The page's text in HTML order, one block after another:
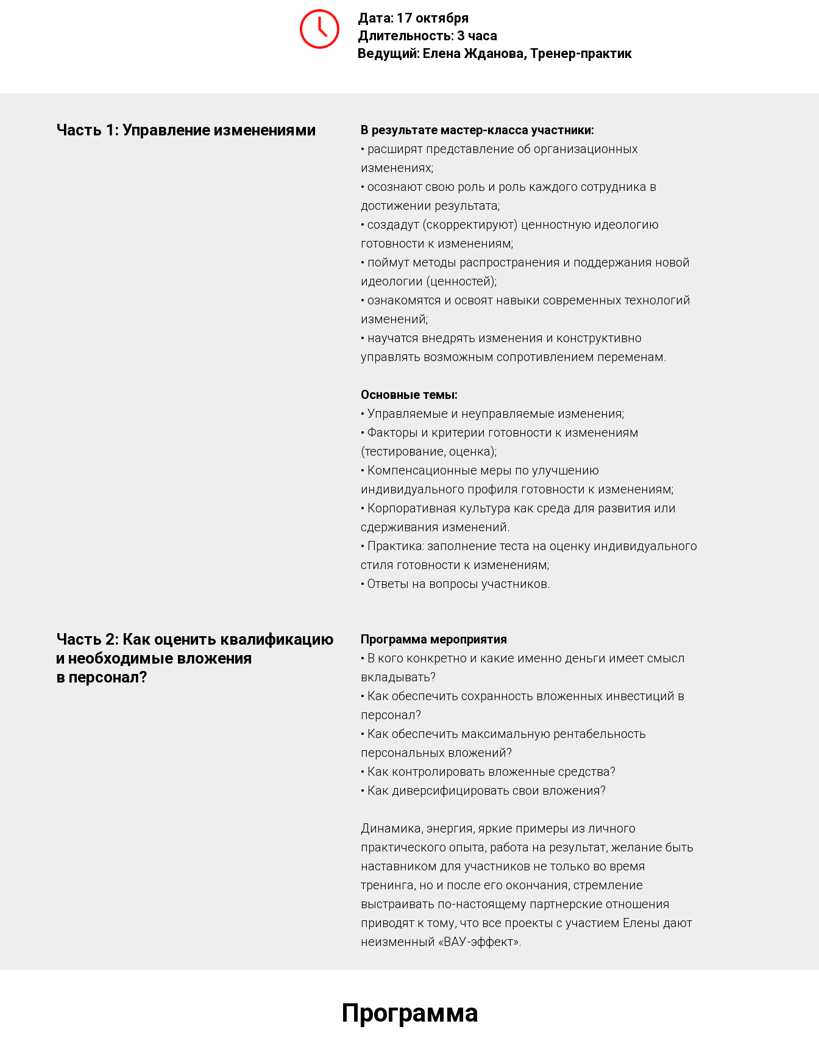
Дата: 17 октября
Длительность: 3 часа
Ведущий: Елена Жданова, Тренер-практик
Часть 1: Управление изменениями
В результате мастер-класса участники:
• расширят представление об организационных
изменениях;
• осознают свою роль и роль каждого сотрудника в
достижении результата;
• создадут (скорректируют) ценностную идеологию
готовности к изменениям;
• поймут методы распространения и поддержания новой
идеологии (ценностей);
• ознакомятся и освоят навыки современных технологий
изменений;
• научатся внедрять изменения и конструктивно
управлять возможным сопротивлением переменам.
Основные темы:
• Управляемые и неуправляемые изменения;
• Факторы и критерии готовности к изменениям
(тестирование, оценка);
• Компенсационные меры по улучшению
индивидуального профиля готовности к изменениям;
• Корпоративная культура как среда для развития или
сдерживания изменений.
• Практика: заполнение теста на оценку индивидуального
стиля готовности к изменениям;
• Ответы на вопросы участников.
Часть 2: Как оценить квалификацию
и необходимые вложения
в персонал?
Программа мероприятия
• В кого конкретно и какие именно деньги имеет смысл
вкладывать?
• Как обеспечить сохранность вложенных инвестиций в
персонал?
• Как обеспечить максимальную рентабельность
персональных вложений?
• Как контролировать вложенные средства?
• Как диверсифицировать свои вложения?
Динамика, энергия, яркие примеры из личного
практического опыта, работа на результат, желание быть
наставником для участников не только во время
тренинга, но и после его окончания, стремление
выстраивать по-настоящему партнерские отношения
приводят к тому, что все проекты с участием Елены дают
неизменный «ВАУ-эффект».
Программа